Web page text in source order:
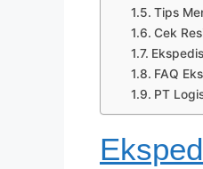
Tips
Cek
FAQ
PT